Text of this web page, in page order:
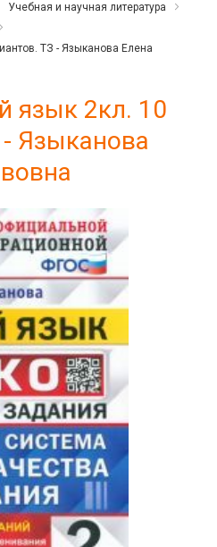
Учебная и научная литература
ТЗ - Языканова Елена
язык 2кл. 10
Языканова